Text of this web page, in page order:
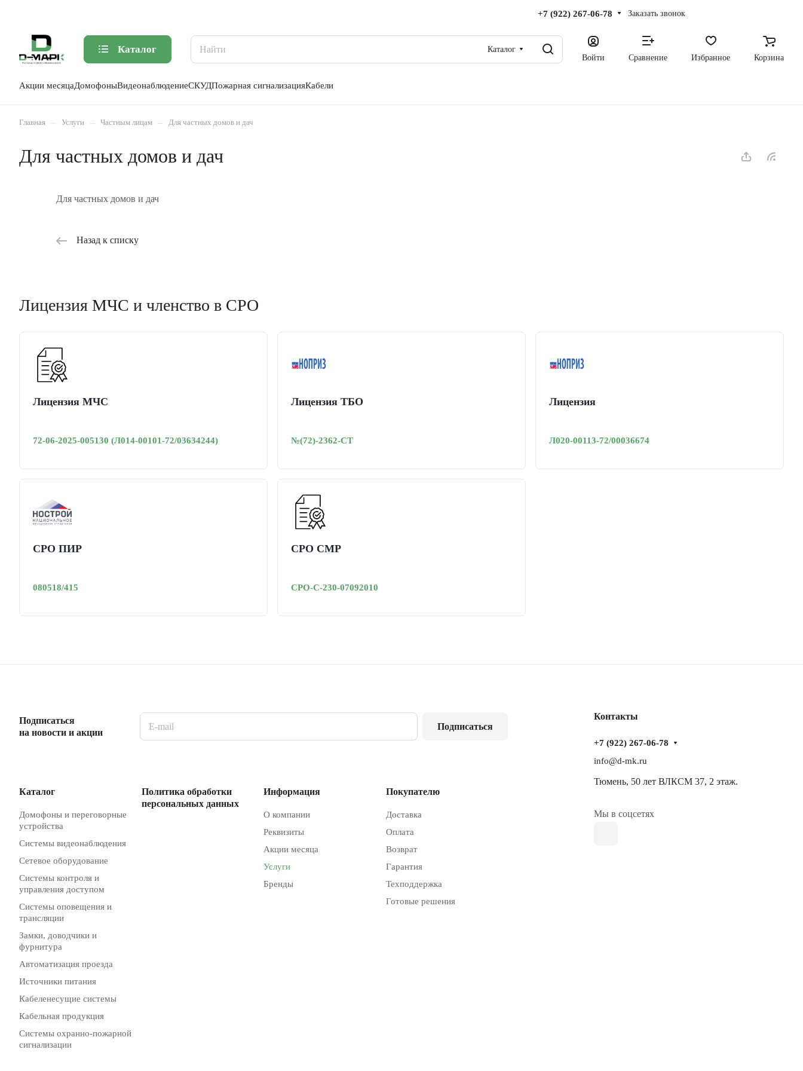
+7 (922) 267-06-78 Заказать звонок
Каталог
Каталог
Войти
Сравнение Избранное Корзина
Акции месяцаДомофоныВидеонаблюдениеСКУДПожарная сигнализацияКабели
Главная – Услуги – Частным лицам – Для частных домов и дач
Для частных домов и дач
Для частных домов и дач
Назад к списку
Лицензия МЧС и членство в СРО
Лицензия МЧС
72-06-2025-005130 (Л014-00101-72/03634244)
Лицензия ТБО
№(72)-2362-СТ
Лицензия
Л020-00113-72/00036674
СРО ПИР
080518/415
СРО СМР
СРО-С-230-07092010
Подписаться
на новости и акции
Подписаться
Каталог
Домофоны и переговорные
устройства
Системы видеонаблюдения
Сетевое оборудование
Системы контроля и
управления доступом
Системы оповещения и
трансляции
Замки, доводчики и
фурнитура
Автоматизация проезда
Источники питания
Кабеленесущие системы
Кабельная продукция
Системы охранно-пожарной
сигнализации
Политика обработки
персональных данных
Информация
О компании
Реквизиты
Акции месяца
Услуги
Бренды
Покупателю
Доставка
Оплата
Возврат
Гарантия
Техподдержка
Готовые решения
Контакты
+7 (922) 267-06-78
info@d-mk.ru
Тюмень, ​50 лет ВЛКСМ 37​, 2 этаж.
Мы в соцсетях